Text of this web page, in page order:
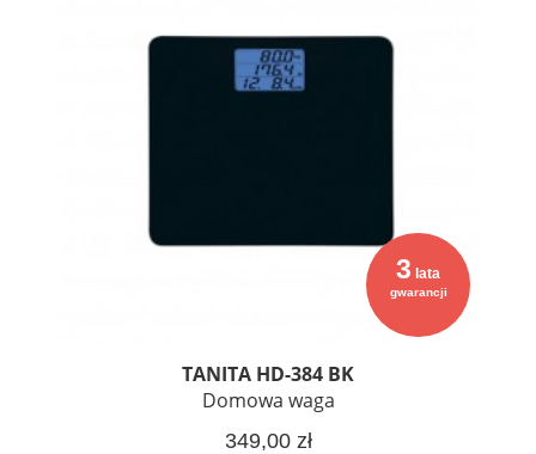
3 lata
gwarancji
TANITA HD-384 BK
Domowa waga
349,00 zł